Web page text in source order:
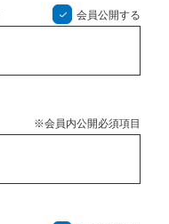
会員公開する
※会員内公開必須項目